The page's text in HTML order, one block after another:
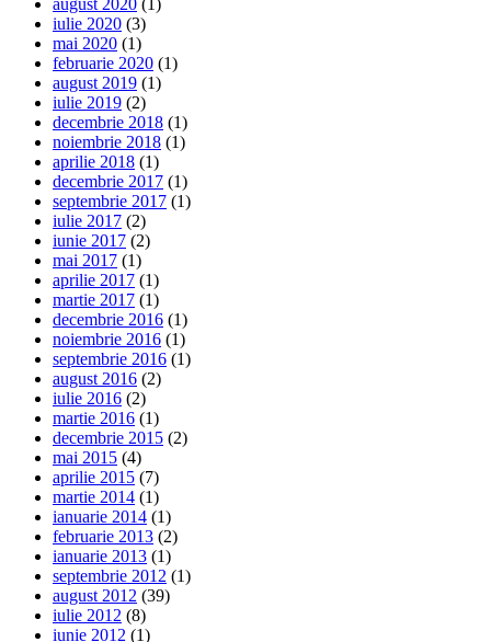
august 2020 (1)
iulie 2020 (3)
mai 2020 (1)
februarie 2020 (1)
august 2019 (1)
iulie 2019 (2)
decembrie 2018 (1)
noiembrie 2018 (1)
aprilie 2018 (1)
decembrie 2017 (1)
septembrie 2017 (1)
iulie 2017 (2)
iunie 2017 (2)
mai 2017 (1)
aprilie 2017 (1)
martie 2017 (1)
decembrie 2016 (1)
noiembrie 2016 (1)
septembrie 2016 (1)
august 2016 (2)
iulie 2016 (2)
martie 2016 (1)
decembrie 2015 (2)
mai 2015 (4)
aprilie 2015 (7)
martie 2014 (1)
ianuarie 2014 (1)
februarie 2013 (2)
ianuarie 2013 (1)
septembrie 2012 (1)
august 2012 (39)
iulie 2012 (8)
iunie 2012 (1)